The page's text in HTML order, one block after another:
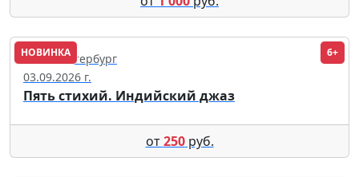
НОВИНКА 6+
Санкт-Петербург
03.09.2026 г.
Пять стихий. Индийский джаз
от250руб.